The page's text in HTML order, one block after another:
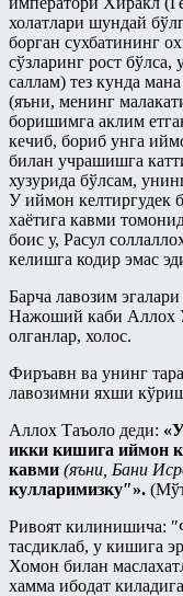
холатлари шундай
борган сухбатининг
сўзларинг рост бўлса,
саллам) тез кунда
(яъни, менинг
боришимга аклим
кечиб, бориб унга
билан учрашишга
хузурида бўлсам,
У иймон келтиргудек
хаётига кавми
боис у, Расул
келишга кодир эмас
Барча лавозим
Нажоший каби Аллох
олганлар, холос.
Фиръавн ва унинг
лавозимни яхши
Аллох Таъоло деди:
икки кишига иймон
кавми (яъни, Бани
кулларимизку″».
Ривоят килинишича:
тасдиклаб, у кишига
Хомон билан
хамма ибодат